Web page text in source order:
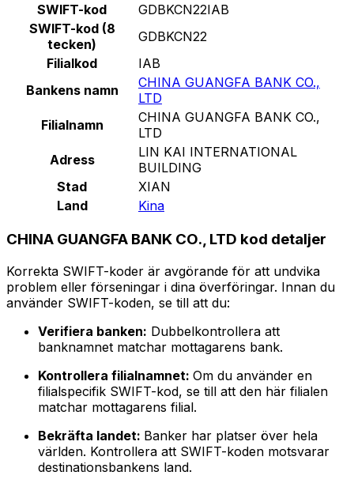
SWIFT-kod
GDBKCN22IAB
SWIFT-kod (8
tecken)
GDBKCN22
Filialkod
IAB
Bankens namn
CHINA GUANGFA BANK CO.,
LTD
Filialnamn
CHINA GUANGFA BANK CO.,
LTD
Adress
LIN KAI INTERNATIONAL
BUILDING
Stad
XIAN
Land
Kina
CHINA GUANGFA BANK CO., LTD kod detaljer
Korrekta SWIFT-koder är avgörande för att undvika
problem eller förseningar i dina överföringar. Innan du
använder SWIFT-koden, se till att du:
Verifiera banken: Dubbelkontrollera att
banknamnet matchar mottagarens bank.
Kontrollera filialnamnet: Om du använder en
filialspecifik SWIFT-kod, se till att den här filialen
matchar mottagarens filial.
Bekräfta landet: Banker har platser över hela
världen. Kontrollera att SWIFT-koden motsvarar
destinationsbankens land.